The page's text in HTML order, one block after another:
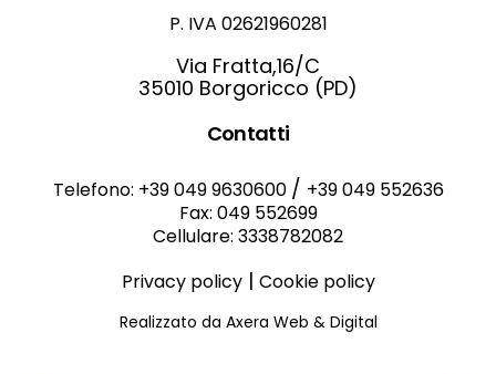
P. IVA 02621960281
Via Fratta,16/C
35010 Borgoricco (PD)
Contatti
Telefono: +39 049 9630600 / +39 049 552636
Fax: 049 552699
Cellulare: 3338782082
Privacy policy| Cookie policy
Realizzato da Axera Web & Digital